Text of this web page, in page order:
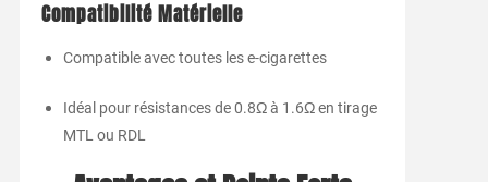
Compatibilité Matérielle
Compatible avec toutes les e-cigarettes
Idéal pour résistances de 0.8Ω à 1.6Ω en tirage
MTL ou RDL